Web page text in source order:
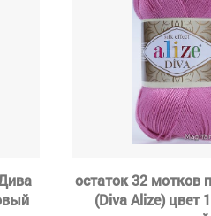
остаток 32 мотков
(Diva Alize) цвет